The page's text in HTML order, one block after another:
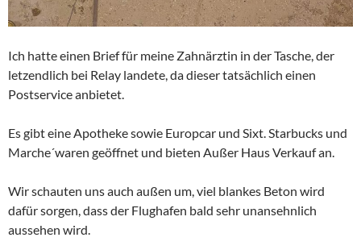
Ich hatte einen Brief für meine Zahnärztin in der Tasche, der
letzendlich bei Relay landete, da dieser tatsächlich einen
Postservice anbietet.
Es gibt eine Apotheke sowie Europcar und Sixt. Starbucks und
Marche´waren geöffnet und bieten Außer Haus Verkauf an.
Wir schauten uns auch außen um, viel blankes Beton wird
dafür sorgen, dass der Flughafen bald sehr unansehnlich
aussehen wird.